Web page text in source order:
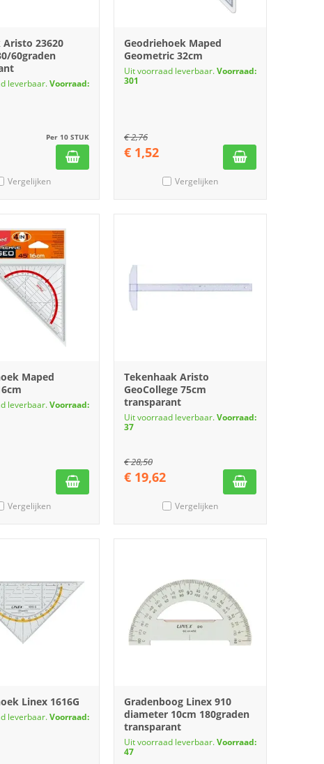
Aristo 23620
60graden
leverbaar.Voorraad:
Per 10 STUK
Vergelijken
Geodriehoek Maped
Geometric 32cm
Uit voorraad leverbaar.Voorraad:
301
€2,76
€ 1,52
Vergelijken
Maped
leverbaar.Voorraad:
Vergelijken
Tekenhaak Aristo
GeoCollege 75cm
transparant
Uit voorraad leverbaar.Voorraad:
37
€28,50
€ 19,62
Vergelijken
Linex 1616G
leverbaar.Voorraad:
Gradenboog Linex 910
diameter 10cm 180graden
transparant
Uit voorraad leverbaar.Voorraad:
47